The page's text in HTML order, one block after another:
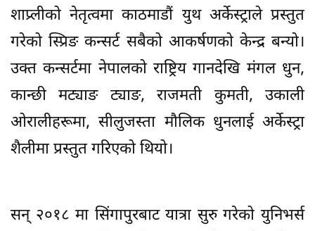
शाप्र्लीको नेतृत्वमा काठमाडौं युथ अर्केस्ट्राले प्रस्तुत
गरेको स्प्रिङ कन्सर्ट सबैको आकर्षणको केन्द्र बन्यो।
उक्त कन्सर्टमा नेपालको राष्ट्रिय गानदेखि मंगल धुन,
कान्छी मट्याङ ट्याङ, राजमती कुमती, उकाली
ओरालीहरूमा, सीलुजस्ता मौलिक धुनलाई अर्केस्ट्रा
शैलीमा प्रस्तुत गरिएको थियो।
सन् २०१८ मा सिंगापुरबाट यात्रा सुरु गरेको युनिभर्स